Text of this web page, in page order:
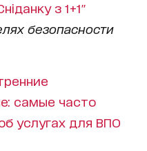
з 1+1"
безопасности
самые часто
услугах для ВПО